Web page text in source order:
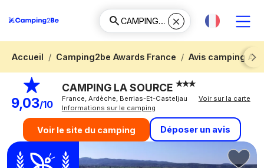
Accueil Camping2be Awards France
Avis camping
Next
9,03/10
CAMPING LA SOURCE
France, Ardèche, Berrias-Et-Casteljau
Voir sur la carte
Informations sur le camping
Voir le site du camping Déposer un avis